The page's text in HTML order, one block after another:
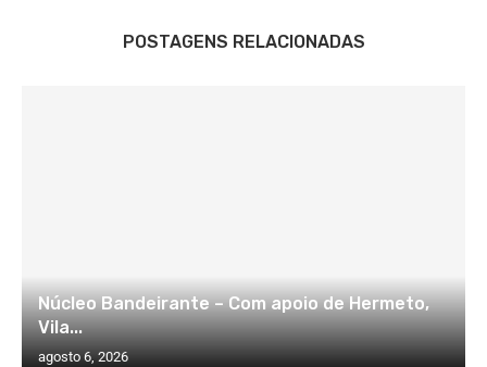
POSTAGENS RELACIONADAS
Núcleo Bandeirante – Com apoio de Hermeto,
Vila...
agosto 6, 2026